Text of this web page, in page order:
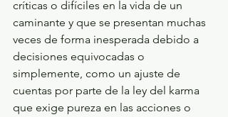
críticas o difíciles en la vida de un
caminante y que se presentan muchas
veces de forma inesperada debido a
decisiones equivocadas o
simplemente, como un ajuste de
cuentas por parte de la ley del karma
que exige pureza en las acciones o